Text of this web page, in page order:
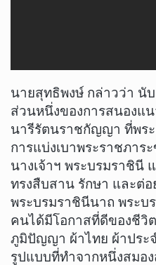
นายสุทธิพงษ์ กล่าวว่า นั
ส่วนหนึ่งของการสนองแ
นารีรัตนราชกัญญา ที่พระ
การแบ่งเบาพระราชภาร
นางเจ้าฯ พระบรมราชินี
ทรงสืบสาน รักษา และต่อ
พระบรมราชินีนาถ พระบ
คนได้มีโอกาสที่ดีของชีวิ
ภูมิปัญญา ผ้าไทย ผ้าประ
รูปแบบที่ทำจากหนึ่งสมอ